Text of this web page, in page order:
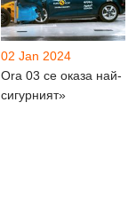
02 Jan 2024
Ora 03 се оказа най-
сигурният»